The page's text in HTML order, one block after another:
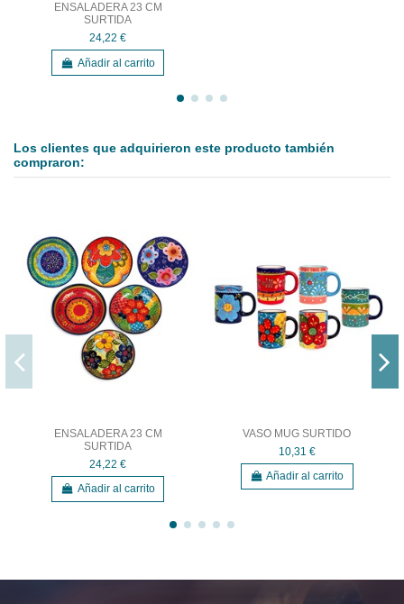
ENSALADERA 23 CM
SURTIDA
24,22 €
Añadir al carrito
Los clientes que adquirieron este producto también
compraron:
ENSALADERA 23 CM
SURTIDA
24,22 €
Añadir al carrito
VASO MUG SURTIDO
10,31 €
Añadir al carrito